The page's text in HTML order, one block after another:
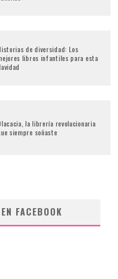
de diversidad: Los
libros infantiles para esta
la librería revolucionaria
siempre soñaste
FACEBOOK